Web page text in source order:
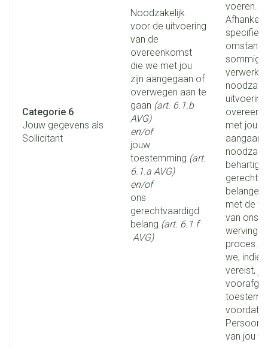
Categorie 6
Jouw gegevens als
Sollicitant
Noodzakelijk
voor de uitvoering
van de
overeenkomst
die we met jou
zijn aangegaan of
overwegen aan te
gaan (art. 6.1.b
AVG)
en/of
jouw
toestemming (art.
6.1.a AVG)
en/of
ons
gerechtvaardigd
belang (art. 6.1.f
AVG)
voeren.
sommige
met jou
aangaan.
belangen
met de
van ons
proces.
we,
vereist,
voordat
van jou